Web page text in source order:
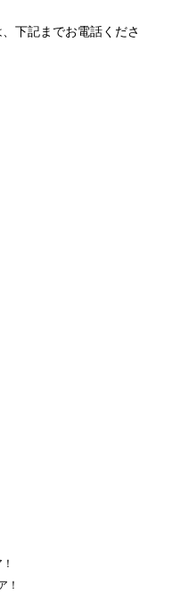
下記までお電話くださ
！